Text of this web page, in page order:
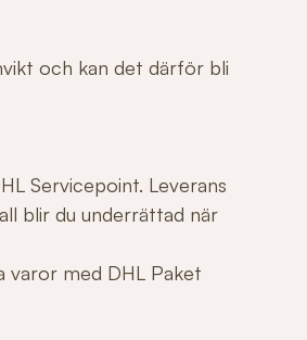
och kan det därför bli
Servicepoint. Leverans
blir du underrättad när
varor med DHL Paket